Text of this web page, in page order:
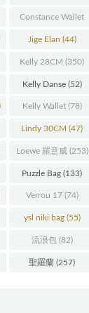
(93)
Constance Wallet
(60)
Jige Elan (44)
Kelly 28CM (350)
Kelly Danse(52)
Kelly Wallet(78)
Lindy 30CM (47)
Loewe 羅意威(253)
Puzzle Bag (133)
Verrou 17(74)
ysl niki bag(55)
流浪包(82)
聖羅蘭 (257)